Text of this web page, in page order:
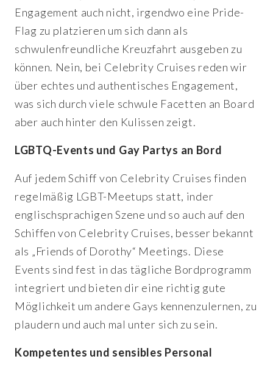
Engagement auch nicht, irgendwo eine Pride-
Flag zu platzieren um sich dann als
schwulenfreundliche Kreuzfahrt ausgeben zu
können. Nein, bei Celebrity Cruises reden wir
über echtes und authentisches Engagement,
was sich durch viele schwule Facetten an Board
aber auch hinter den Kulissen zeigt.
LGBTQ-Events und Gay Partys an Bord
A​uf jedem Schiff von Celebrity Cruises finden
regelmäßig LGBT-Meetups statt, inder
englischsprachigen Szene und so auch auf den
Schiffen von Celebrity Cruises, besser bekannt
als „Friends of Dorothy“ Meetings. Diese
Events sind fest in das tägliche Bordprogramm
integriert und bieten dir eine richtig gute
Möglichkeit um andere Gays kennenzulernen, zu
plaudern und auch mal unter sich zu sein.
Kompetentes und sensibles Personal